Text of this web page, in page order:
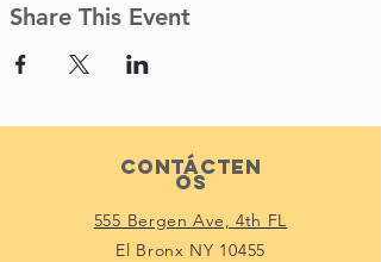
Share This Event
Contácten
os
555 Bergen Ave, 4th FL
El Bronx NY 10455